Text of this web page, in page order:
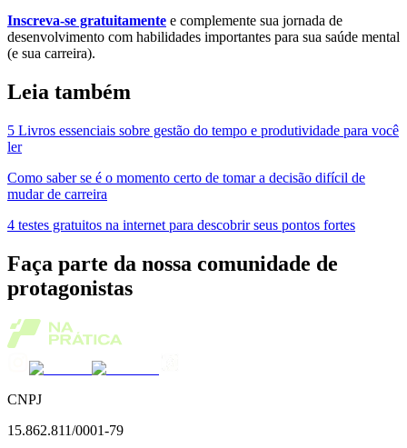
Inscreva-se gratuitamente e complemente sua jornada de
desenvolvimento com habilidades importantes para sua saúde mental
(e sua carreira).
Leia também
5 Livros essenciais sobre gestão do tempo e produtividade para você
ler
Como saber se é o momento certo de tomar a decisão difícil de
mudar de carreira
4 testes gratuitos na internet para descobrir seus pontos fortes
Faça parte da nossa comunidade de
protagonistas
CNPJ
15.862.811/0001-79